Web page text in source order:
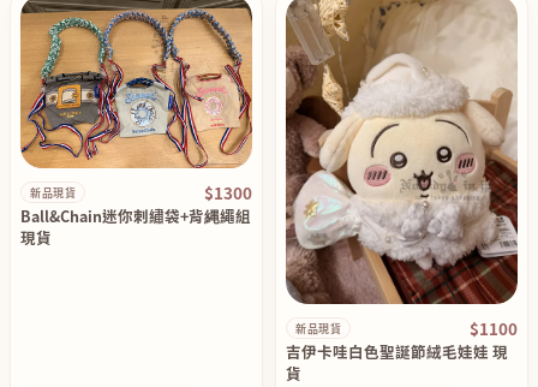
新品現貨 $1300
Ball&Chain迷你刺繡袋+背縄繩組
現貨
新品現貨 $1100
吉伊卡哇白色聖誕節絨毛娃娃 現
貨